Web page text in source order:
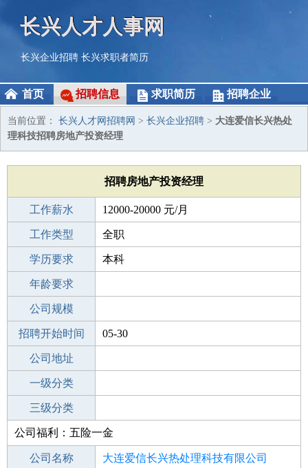
长兴人才人事网
长兴企业招聘 长兴求职者简历
首页 招聘信息 求职简历 招聘企业
当前位置： 长兴人才网招聘网 > 长兴企业招聘 > 大连爱信长兴热处
理科技招聘房地产投资经理
招聘房地产投资经理
工作薪水 12000-20000 元/月
招聘人数 1人
工作类型 全职
性别要求 -
学历要求 本科
工作经验
年龄要求
工作地点
公司规模
公司电话
招聘开始时间 05-30
招聘结束时间
公司地址
一级分类
二级分类
三级分类
其他行业
公司福利：五险一金
公司名称 大连爱信长兴热处理科技有限公司